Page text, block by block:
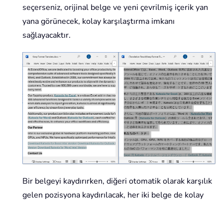
seçerseniz, orijinal belge ve yeni çevrilmiş içerik yan
yana görünecek, kolay karşılaştırma imkanı
sağlayacaktır.
Bir belgeyi kaydırırken, diğeri otomatik olarak karşılık
gelen pozisyona kaydırılacak, her iki belge de kolay